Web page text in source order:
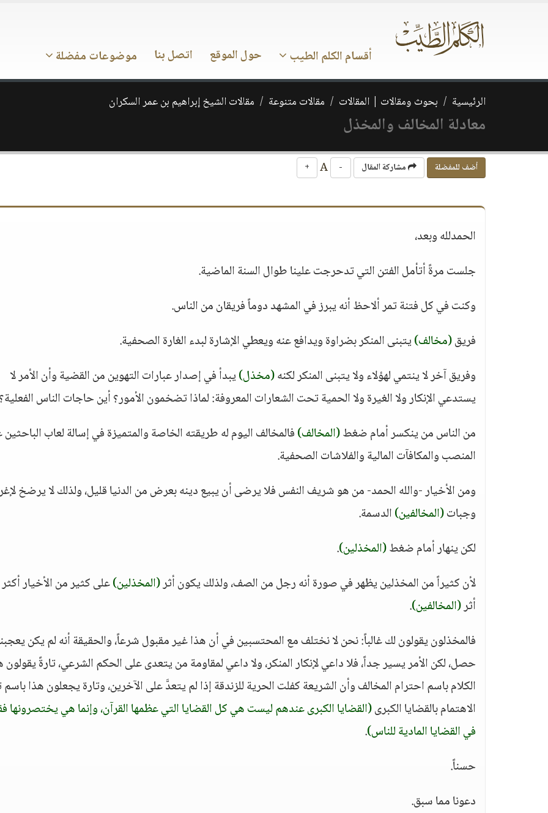
أقسام الكلم الطيب حول الموقع اتصل بنا موضوعات مفضلة
الرئيسية بحوث ومقالات | المقالات مقالات متنوعة مقالات الشيخ إبراهيم بن عمر السكران
معادلة المخالف والمخذل
أضف للمفضلة مشاركة المقال -
+
الحمدلله وبعد،
جلست مرةً أتأمل الفتن التي تدحرجت علينا طوال السنة الماضية.
وكنت في كل فتنة تمر ألاحظ أنه يبرز في المشهد دوماً فريقان من الناس.
فريق(مخالف)يتبنى المنكر بضراوة ويدافع عنه ويعطي الإشارة لبدء الغارة الصحفية.
وفريق آخر لا ينتمي لهؤلاء ولا يتبنى المنكر لكنه(مخذل)يبدأ في إصدار عبارات التهوين من القضية وأن الأمر لا
يستدعي الإنكار ولا الغيرة ولا الحمية تحت الشعارات المعروفة: لماذا تضخمون الأمور؟ أين حاجات الناس
من الناس من ينكسر أمام ضغط(المخالف)فالمخالف اليوم له طريقته الخاصة والمتميزة في إسالة لعاب
المنصب والمكافآت المالية والفلاشات الصحفية.
ومن الأخيار -والله الحمد- من هو شريف النفس فلا يرضى أن يبيع دينه بعرض من الدنيا قليل، ولذلك لا يرضخ
وجبات(المخالفين)الدسمة.
لكن ينهار أمام ضغط(المخذلين).
لأن كثيراً من المخذلين يظهر في صورة أنه رجل من الصف، ولذلك يكون أثر(المخذلين)على كثير من الأخيار
أثر(المخالفين).
فالمخذلون يقولون لك غالباً: نحن لا نختلف مع المحتسبين في أن هذا غير مقبول شرعاً، والحقيقة أنه لم يكن
حصل، لكن الأمر يسير جداً، فلا داعي لإنكار المنكر، ولا داعي لمقاومة من يتعدى على الحكم الشرعي، تارةً يقولون
الكلام باسم احترام المخالف وأن الشريعة كفلت الحرية للزندقة إذا لم يتعدَّ على الآخرين، وتارة يجعلون هذا
الاهتمام بالقضايا الكبرى(القضايا الكبرى عندهم ليست هي كل القضايا التي عظمها القرآن، وإنما هي يختصرونها
في القضايا المادية للناس).
حسناً.
دعونا مما سبق.